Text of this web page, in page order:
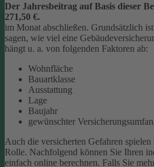
Der Jahresbeitrag auf Basis dieser
271,50 €.
im Monat abschließen. Grundsätzlich
sagen, wie viel eine
hängt u. a. von folgenden Faktoren ab:
Wohnfläche
Bauartklasse
Ausstattung
Lage
Baujahr
gewünschter
Auch die versicherten Gefahren
Rolle. Nachfolgend können Sie Ihren
einfach online berechnen. Falls Sie